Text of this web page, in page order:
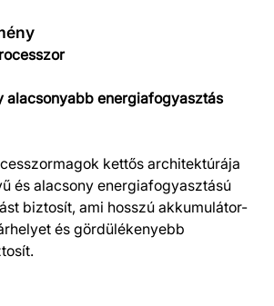
alacsonyabb energiafogyasztás
kettős architektúrája
és alacsony energiafogyasztású
biztosít, ami hosszú akkumulátor-
és gördülékenyebb